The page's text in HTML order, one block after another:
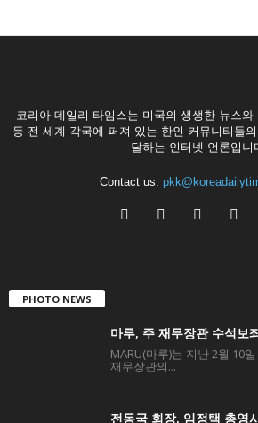
코리아 데일리 타임스는 미국의 생생한 뉴스
등 전 세계 각국에 퍼져 있는 한인 커뮤니티들
달하는 인터넷 언론입니
Contact us:
PHOTO NEWS
마루, 주 재무장관 수석보
MARU(마루)는 지난 2월 10
재무장관의...
전동국 회장, 임정택 총영